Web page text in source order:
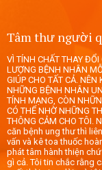
Tâm thư người
VÌ TÍNH CHẤT THAY
LƯỢNG BỆNH NHÂN
GIÚP CHO TẤT CẢ. NÊN
NHỮNG BỆNH NHÂN
TÍNH MẠNG, CÒN
CÓ THỂ NHỜ NHỮNG
THÔNG CẢM CHO
căn bệnh ung thư thì
vấn và kê toa thuốc
phát tâm hành thiện
gì cả. Tôi tin chắc rằng